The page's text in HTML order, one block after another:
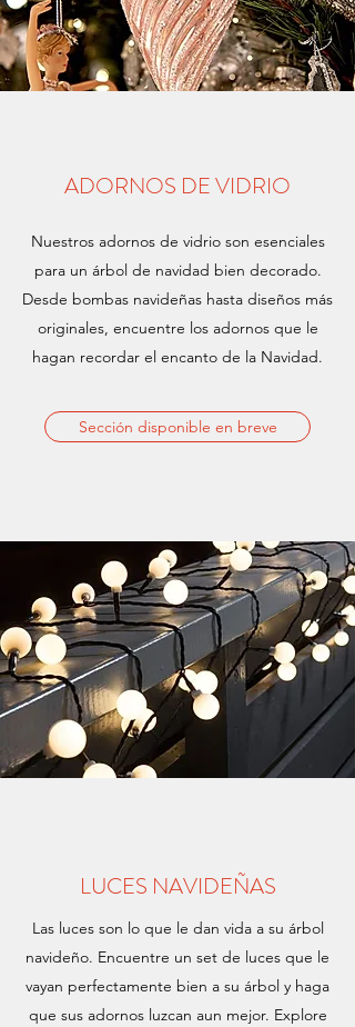
ADORNOS DE VIDRIO
Nuestros adornos de vidrio son esenciales
para un árbol de navidad bien decorado.
Desde bombas navideñas hasta diseños más
originales, encuentre los adornos que le
hagan recordar el encanto de la Navidad.
Sección disponible en breve
LUCES NAVIDEÑAS
Las luces son lo que le dan vida a su árbol
navideño. Encuentre un set de luces que le
vayan perfectamente bien a su árbol y haga
que sus adornos luzcan aun mejor. Explore